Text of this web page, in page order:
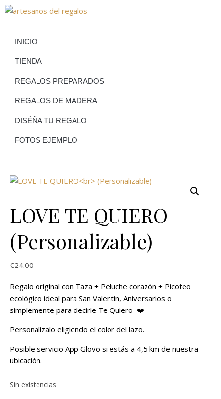
INICIO
TIENDA
REGALOS PREPARADOS
REGALOS DE MADERA
DISÉÑA TU REGALO
FOTOS EJEMPLO
LOVE TE QUIERO
(Personalizable)
€24.00
Regalo original con Taza + Peluche corazón + Picoteo
ecológico ideal para San Valentín, Aniversarios o
simplemente para decirle Te Quiero ❤️
Personalízalo eligiendo el color del lazo.
Posible servicio App Glovo si estás a 4,5 km de nuestra
ubicación.
Sin existencias